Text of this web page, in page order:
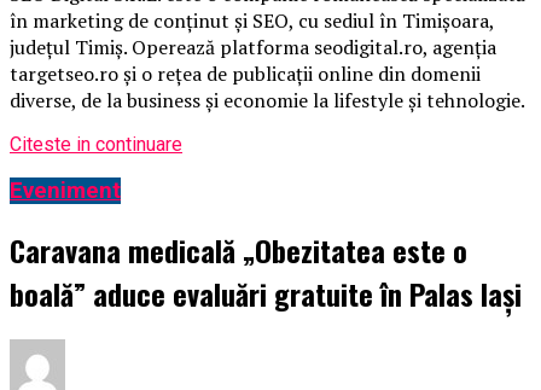
în marketing de conținut și SEO, cu sediul în Timișoara,
județul Timiș. Operează platforma seodigital.ro, agenția
targetseo.ro și o rețea de publicații online din domenii
diverse, de la business și economie la lifestyle și tehnologie.
Citeste in continuare
Eveniment
Caravana medicală „Obezitatea este o
boală” aduce evaluări gratuite în Palas Iași